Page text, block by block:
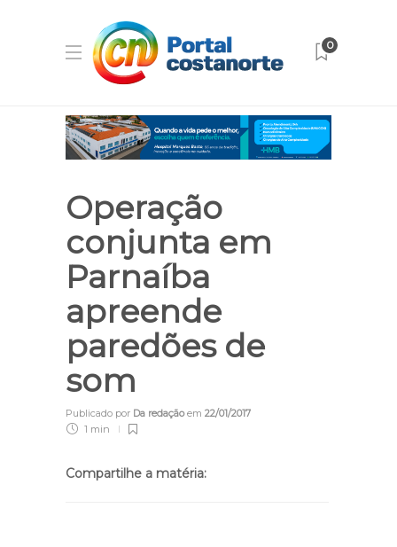
0
Operação
conjunta em
Parnaíba
apreende
paredões de
som
Publicado por Da redaçãoem 22/01/2017
1 min
Compartilhe a matéria: